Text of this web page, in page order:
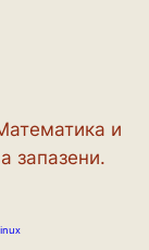
и
запазени.